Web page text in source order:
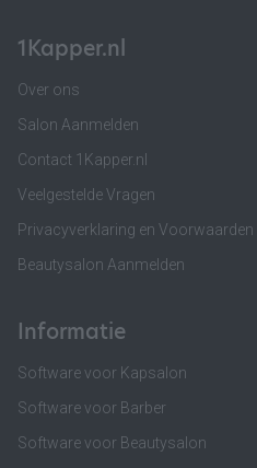
1Kapper.nl
Over ons
Salon Aanmelden
Contact 1Kapper.nl
Veelgestelde Vragen
Privacyverklaring en Voorwaarden
Beautysalon Aanmelden
Informatie
Software voor Kapsalon
Software voor Barber
Software voor Beautysalon